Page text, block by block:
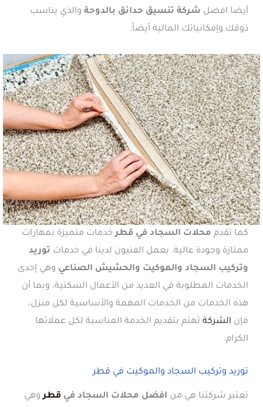
أيضا افضل شركة تنسيق حدائق بالدوحة والذي يناسب
ذوقك وإمكانياتك المالية أيضاً.
كما تقدم محلات السجاد في قطرخدمات متميزة بمهارات
ممتازة وجودة عالية. يعمل الفنيون لدينا في خدمات توريد
وتركيب السجاد والموكيت والحشيش الصناعي وهي إحدى
الخدمات المطلوبة في العديد من الأعمال السكنية، وبما أن
هذه الخدمات من الخدمات المهمة والأساسية لكل منزل،
فإن الشركة تهتم بتقديم الخدمة المناسبة لكل عملائها
الكرام.
توريد وتركيب السجاد والموكيت في قطر
تعتبر شركتنا هي من افضل محلات السجاد في قطر وهي